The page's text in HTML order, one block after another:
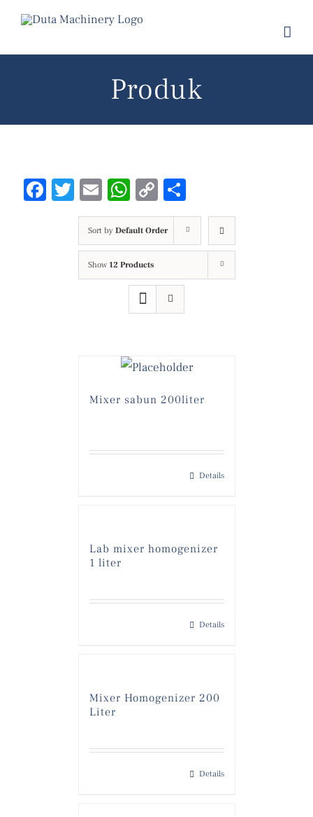
Skip
content
Produk
Facebook
Twitter
EmailWhatsApp
Copy
Link
Sort by Default Order
Show 12 Products
Mixer sabun 200liter
Details
Lab mixer homogenizer
1 liter
Details
Mixer Homogenizer 200
Liter
Details